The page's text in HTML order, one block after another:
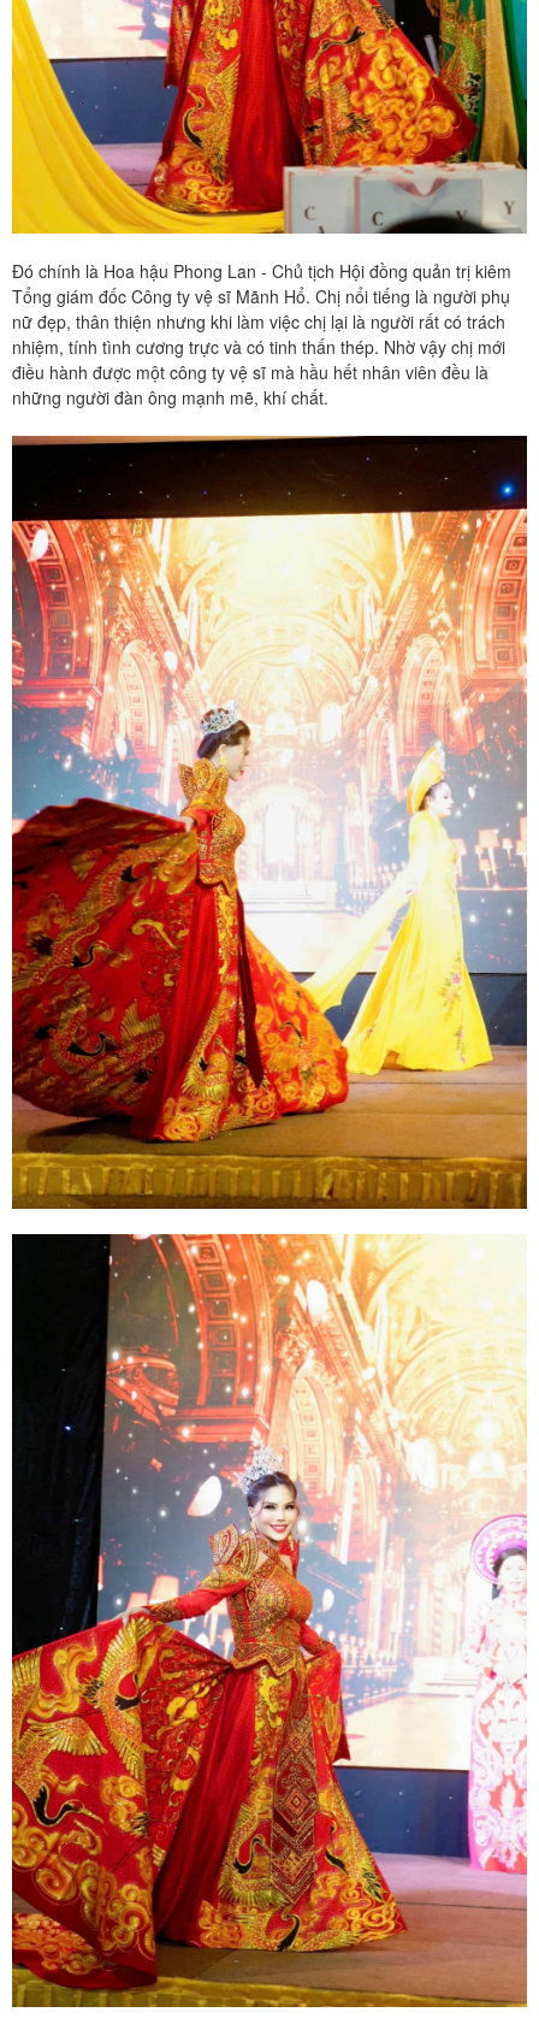
Đó chính là Hoa hậu Phong Lan - Chủ tịch Hội đồng quản trị kiêm
Tổng giám đốc Công ty vệ sĩ Mãnh Hổ. Chị nổi tiếng là người phụ
nữ đẹp, thân thiện nhưng khi làm việc chị lại là người rất có trách
nhiệm, tính tình cương trực và có tinh thấn thép. Nhờ vậy chị mới
điều hành được một công ty vệ sĩ mà hầu hết nhân viên đều là
những người đàn ông mạnh mẽ, khí chất.